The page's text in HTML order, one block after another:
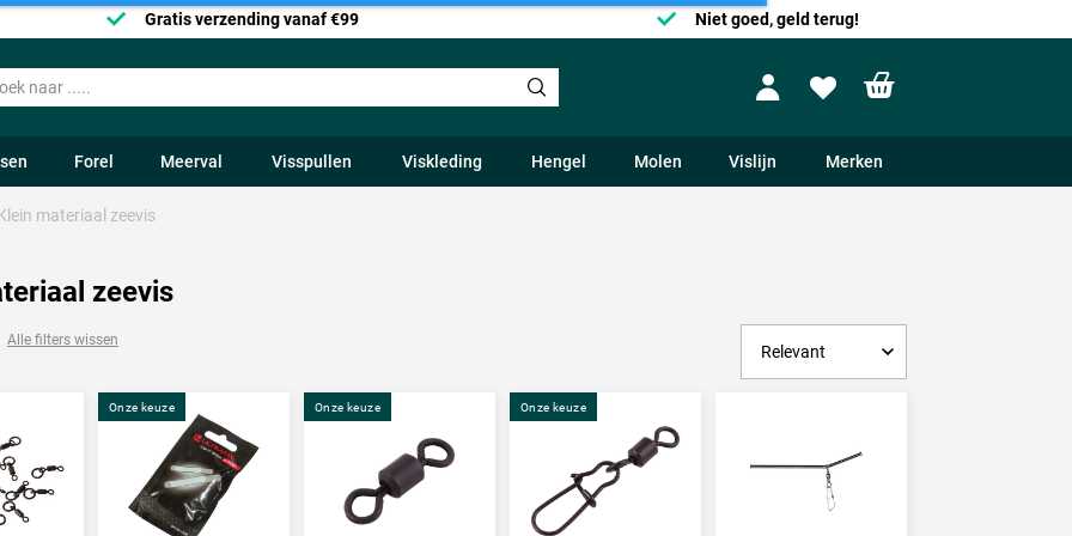
Gratis verzending vanaf €99 Niet goed, geld terug!
ProfileWishlist
Forel Meerval Visspullen Viskleding Hengel Molen Vislijn Merken
materiaal zeevis
zeevis
Alle filters wissen
Onze keuze Onze keuze Onze keuze